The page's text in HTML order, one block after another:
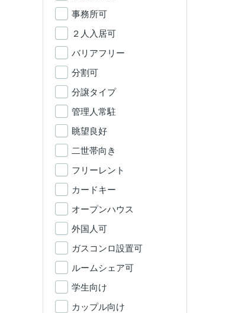
事務所可
２人入居可
バリアフリー
分割可
分譲タイプ
管理人常駐
眺望良好
二世帯向き
フリーレント
カードキー
オープンハウス
外国人可
ガスコンロ設置可
ルームシェア可
学生向け
カップル向け